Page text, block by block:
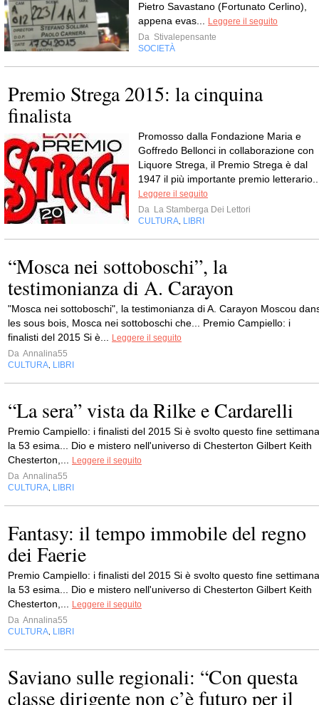
Pietro Savastano (Fortunato Cerlino),
appena evas...
Leggere il seguito
Da Stivalepensante
SOCIETÀ
Premio Strega 2015: la cinquina
finalista
Promosso dalla Fondazione Maria e
Goffredo Bellonci in collaborazione con
Liquore Strega, il Premio Strega è dal
1947 il più importante premio
Leggere il seguito
Da La Stamberga Dei Lettori
CULTURA LIBRI
“Mosca nei sottoboschi”, la
testimonianza di A. Carayon
"Mosca nei sottoboschi", la testimonianza di A. Carayon Moscou
les sous bois, Mosca nei sottoboschi che... Premio Campiello: i
finalisti del 2015 Si è...
Leggere il seguito
Da Annalina55
CULTURA LIBRI
“La sera” vista da Rilke e Cardarelli
Premio Campiello: i finalisti del 2015 Si è svolto questo fine settimana
la 53 esima... Dio e mistero nell'universo di Chesterton Gilbert Keith
Chesterton,...
Leggere il seguito
Da Annalina55
CULTURA LIBRI
Fantasy: il tempo immobile del regno
dei Faerie
Premio Campiello: i finalisti del 2015 Si è svolto questo fine settimana
la 53 esima... Dio e mistero nell'universo di Chesterton Gilbert Keith
Chesterton,...
Leggere il seguito
Da Annalina55
CULTURA LIBRI
Saviano sulle regionali: “Con questa
classe dirigente non c’è futuro per il